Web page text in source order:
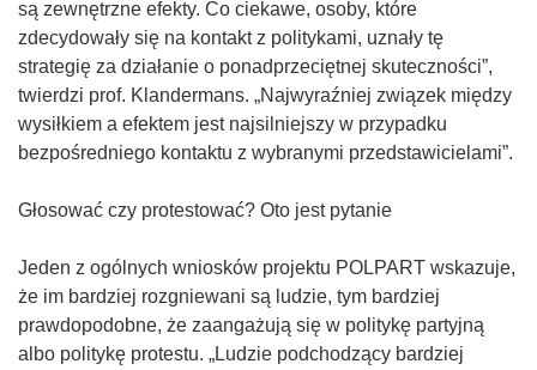
są zewnętrzne efekty. Co ciekawe, osoby, które
zdecydowały się na kontakt z politykami, uznały tę
strategię za działanie o ponadprzeciętnej skuteczności”,
twierdzi prof. Klandermans. „Najwyraźniej związek między
wysiłkiem a efektem jest najsilniejszy w przypadku
bezpośredniego kontaktu z wybranymi przedstawicielami”.
Głosować czy protestować? Oto jest pytanie
Jeden z ogólnych wniosków projektu POLPART wskazuje,
że im bardziej rozgniewani są ludzie, tym bardziej
prawdopodobne, że zaangażują się w politykę partyjną
albo politykę protestu. „Ludzie podchodzący bardziej